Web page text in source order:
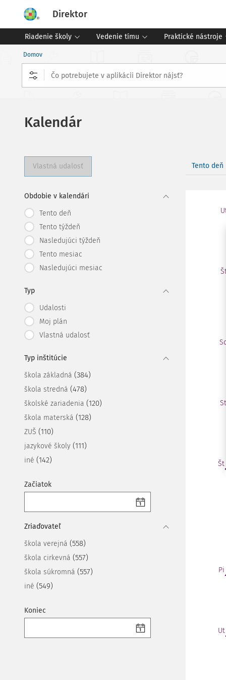
Direktor
Riadenie školy Vedenie tímu Praktické nástroje
Domov
Kalendár
Vlastná udalosť
Obdobie v kalendári
Tento deň
Tento týždeň
Nasledujúci týždeň
Tento mesiac
Nasledujúci mesiac
Typ
Udalosti
Moj plán
Vlastná udalosť
Typ inštitúcie
škola základná (384)
škola stredná (478)
školské zariadenia (120)
škola materská (128)
ZUŠ (110)
jazykové školy (111)
iné (142)
Začiatok
Zriaďovateľ
škola verejná (558)
škola cirkevná (557)
škola súkromná (557)
iné (549)
Koniec
Tento deň
Št
So
St
Št
Pi
Ut